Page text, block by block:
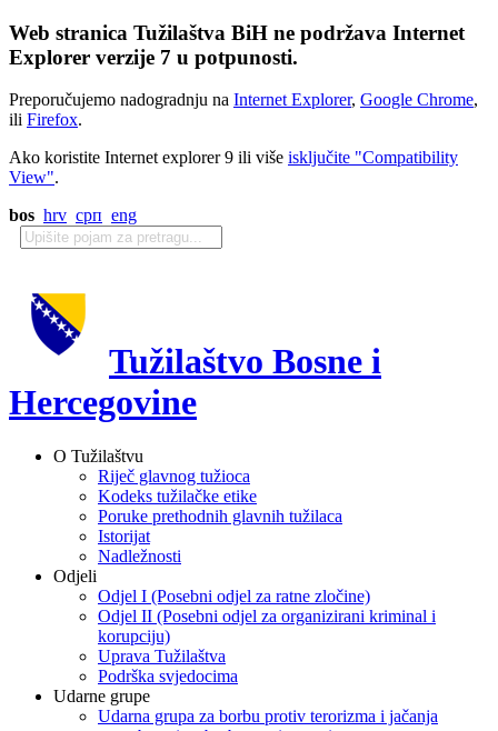
Web stranica Tužilaštva BiH ne podržava Internet
Explorer verzije 7 u potpunosti.
Preporučujemo nadogradnju na Internet Explorer, Google Chrome,
ili Firefox.
Ako koristite Internet explorer 9 ili više isključite "Compatibility
View".
bos hrv срп eng
Tužilaštvo Bosne i
Hercegovine
O Tužilaštvu
Riječ glavnog tužioca
Kodeks tužilačke etike
Poruke prethodnih glavnih tužilaca
Istorijat
Nadležnosti
Odjeli
Odjel I (Posebni odjel za ratne zločine)
Odjel II (Posebni odjel za organizirani kriminal i
korupciju)
Uprava Tužilaštva
Podrška svjedocima
Udarne grupe
Udarna grupa za borbu protiv terorizma i jačanja